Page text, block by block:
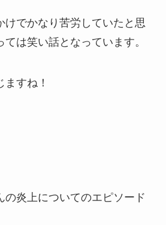
けでかなり苦労していたと思
ては笑い話となっています。
すね！
の炎上についてのエピソード